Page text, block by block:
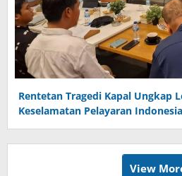
Rentetan Tragedi Kapal Ungkap
Keselamatan Pelayaran Indonesia
View